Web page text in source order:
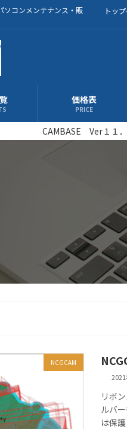
コンメンテナンス・販
トッ
価格表
PRICE
CAMBASE Ver１１
NCGCAM
リボ
ルバ
は保